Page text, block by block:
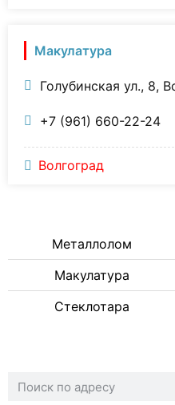
Макулатура
Голубинская ул., 8,
+7 (961) 660-22-24
Волгоград
Металлолом
Макулатура
Стеклотара